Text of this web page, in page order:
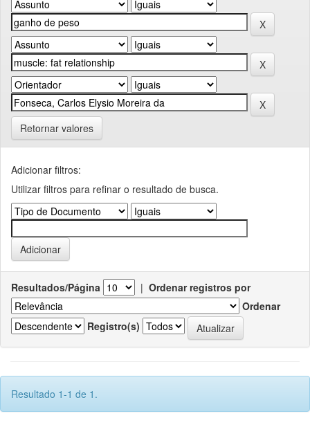
Retornar valores
Adicionar filtros:
Utilizar filtros para refinar o resultado de busca.
Resultados/Página | Ordenar registros por
Ordenar
Registro(s)
Resultado 1-1 de 1.